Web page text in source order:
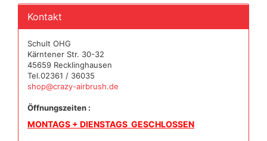
Kontakt
Schult OHG
Kärntener Str. 30-32
45659 Recklinghausen
Tel.02361 / 36035
shop@crazy-airbrush.de
Öffnungszeiten :
MONTAGS + DIENSTAGS GESCHLOSSEN